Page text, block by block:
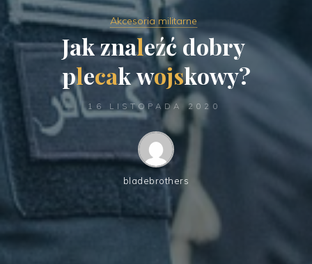
Akcesoria militarne
Jakznaleźćdobry
plecakwojskowy?
16 LISTOPADA 2020
bladebrothers